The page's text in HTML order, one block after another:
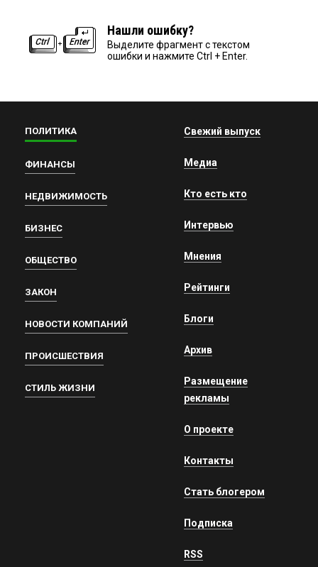
Нашли ошибку?
Выделите фрагмент с текстом
ошибки и нажмите Ctrl + Enter.
ПОЛИТИКА
ФИНАНСЫ
НЕДВИЖИМОСТЬ
БИЗНЕС
ОБЩЕСТВО
ЗАКОН
НОВОСТИ КОМПАНИЙ
ПРОИСШЕСТВИЯ
СТИЛЬ ЖИЗНИ
Свежий выпуск
Медиа
Кто есть кто
Интервью
Мнения
Рейтинги
Блоги
Архив
Размещение
рекламы
О проекте
Контакты
Стать блогером
Подписка
RSS